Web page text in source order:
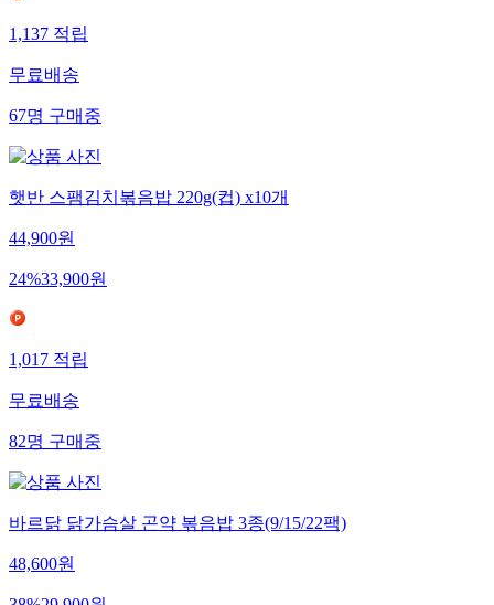
1,137적립
무료배송
67명구매중
햇반 스팸김치볶음밥 220g(컵) x10개
44,900원
24%33,900원
1,017적립
무료배송
82명구매중
바르닭 닭가슴살 곤약 볶음밥 3종(9/15/22팩)
48,600원